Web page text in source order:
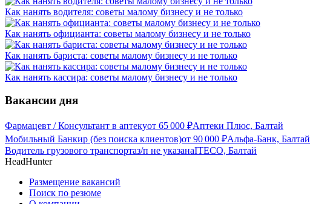
Как нанять водителя: советы малому бизнесу и не только
Как нанять официанта: советы малому бизнесу и не только
Как нанять бариста: советы малому бизнесу и не только
Как нанять кассира: советы малому бизнесу и не только
Вакансии дня
Фармацевт / Консультант в аптекуот 65 000 ₽Аптеки Плюс, Балтай
Мобильный Банкир (без поиска клиентов)от 90 000 ₽Альфа-Банк, Балтай
Водитель грузового транспортаз/п не указанаITECO, Балтай
HeadHunter
Размещение вакансий
Поиск по резюме